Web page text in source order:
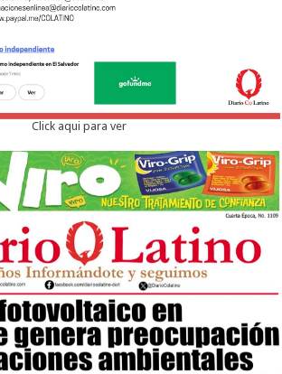
Click aqui para ver